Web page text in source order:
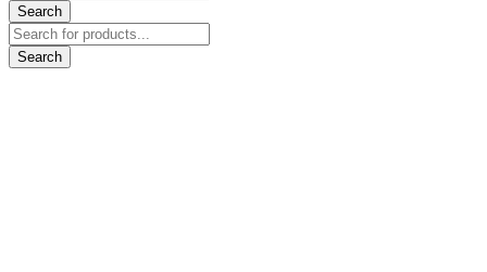
search
Search
Products
search
Search